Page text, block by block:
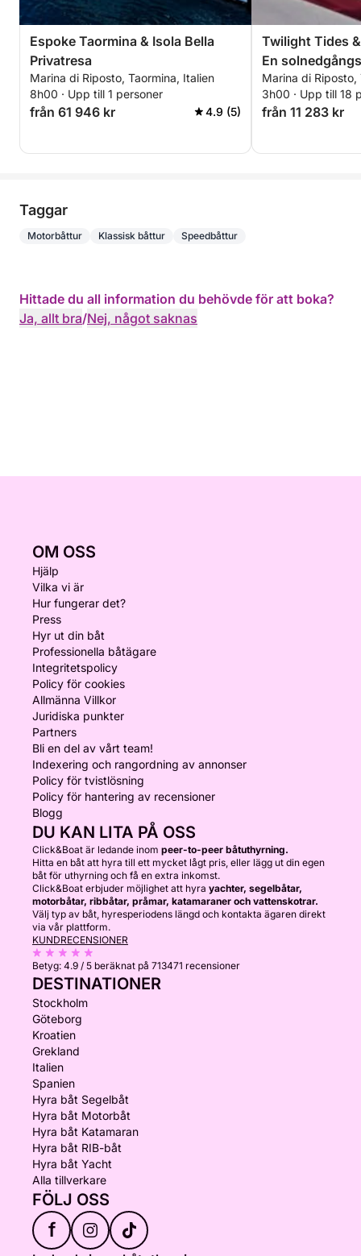
Espoke Taormina & Isola Bella
Privatresa
Marina di Riposto, Taormina, Italien
8h00 · Upp till 1 personer
från 61 946 kr 4.9 (5)
Twilight Tides
En
Taormina Bay
Marina di Riposto,
3h00 · Upp till 18
från 11 283 kr
Taggar
Motorbåttur Klassisk båttur Speedbåttur
Hittade du all information du behövde för att boka?
Ja, allt bra/Nej, något saknas
OM OSS
Hjälp
Vilka vi är
Hur fungerar det?
Press
Hyr ut din båt
Professionella båtägare
Integritetspolicy
Policy för cookies
Allmänna Villkor
Juridiska punkter
Partners
Bli en del av vårt team!
Indexering och rangordning av annonser
Policy för tvistlösning
Policy för hantering av recensioner
Blogg
DU KAN LITA PÅ OSS
Click&Boat är ledande inom peer-to-peer båtuthyrning.
Hitta en båt att hyra till ett mycket lågt pris, eller lägg ut din egen
båt för uthyrning och få en extra inkomst.
Click&Boat erbjuder möjlighet att hyra yachter, segelbåtar,
motorbåtar, ribbåtar, pråmar, katamaraner och vattenskotrar.
Välj typ av båt, hyresperiodens längd och kontakta ägaren direkt
via vår plattform.
KUNDRECENSIONER
Betyg: 4.9 / 5 beräknat på 713471 recensioner
DESTINATIONER
Stockholm
Göteborg
Kroatien
Grekland
Italien
Spanien
Hyra båt Segelbåt
Hyra båt Motorbåt
Hyra båt Katamaran
Hyra båt RIB-båt
Hyra båt Yacht
Alla tillverkare
FÖLJ OSS
f